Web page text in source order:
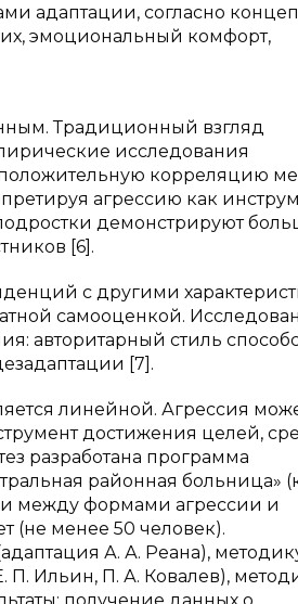
адаптации, согласно
эмоциональный комфорт,
Традиционный взгляд
исследования
корреляцию
агрессию как
демонстрируют
[6].
с другими
самооценкой.
авторитарный стиль
[7].
линейной. Агрессия
достижения целей,
разработана программа
районная больница»
между формами агрессии и
(не менее 50 человек).
А. А. Реана),
Ильин, П. А. Ковалев),